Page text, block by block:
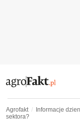
Agrofakt Informacje
sektora?